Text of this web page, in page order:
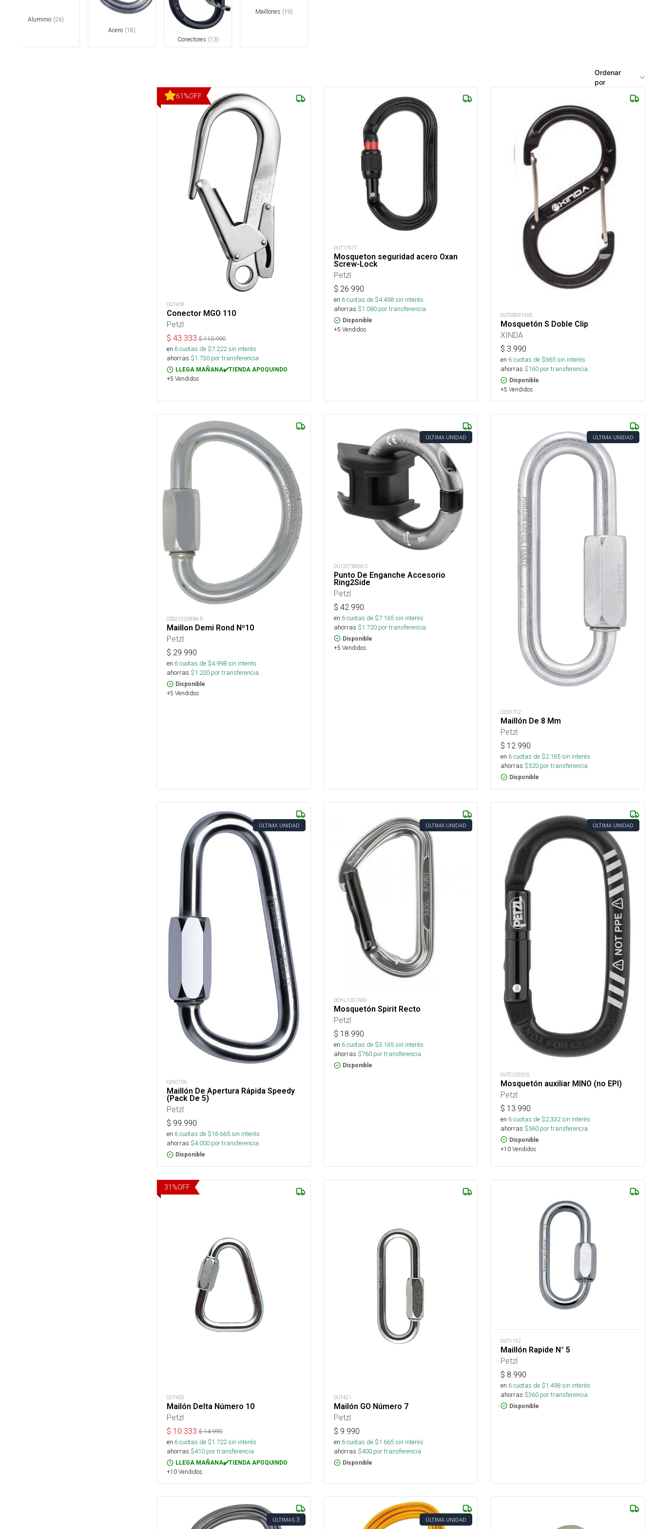
Aluminio (24)
Acero (18)
Conectores (13)
Maillones (19)
Ordenar
por
61 %OFF
OUT418
Conector MGO 110
Petzl
$ 43.333 $110.990
en 6cuotas de $7.222sin interés
ahorras $1.730 por transferencia.
LLEGA MAÑANA✔️TIENDA APOQUINDO
+5 Vendidos
OUT17977
Mosqueton seguridad acero Oxan
Screw-Lock
Petzl
$ 26.990
en 6cuotas de $4.498sin interés
ahorras $1.080por transferencia.
Disponible
+5 Vendidos
OUTOD091505
Mosquetón S Doble Clip
XINDA
$ 3.990
en 6cuotas de $665sin interés
ahorras $160 por transferencia.
Disponible
+5 Vendidos
COS210308BA-R
Maillon Demi Rond Nº10
Petzl
$ 29.990
en 6cuotas de $4.998sin interés
ahorras $1.200 por transferencia.
Disponible
+5 Vendidos
ÚLTIMA UNIDAD
OU1207BA00-C
Punto De Enganche Accesorio
Ring2Side
Petzl
$ 42.990
en 6cuotas de $7.165sin interés
ahorras $1.720por transferencia.
Disponible
+5 Vendidos
ÚLTIMA UNIDAD
O260702
Maillón De 8 Mm
Petzl
$ 12.990
en 6cuotas de $2.165sin interés
ahorras $520 por transferencia.
Disponible
ÚLTIMA UNIDAD
O260706
Maillón De Apertura Rápida Speedy
(Pack De 5)
Petzl
$ 99.990
en 6cuotas de $16.665sin interés
ahorras $4.000 por transferencia.
Disponible
ÚLTIMA UNIDAD
OCHL1207A00
Mosquetón Spirit Recto
Petzl
$ 18.990
en 6cuotas de $3.165sin interés
ahorras $760por transferencia.
Disponible
ÚLTIMA UNIDAD
OUTC230205
Mosquetón auxiliar MINO (no EPI)
Petzl
$ 13.990
en 6cuotas de $2.332sin interés
ahorras $560 por transferencia.
Disponible
+10 Vendidos
31 %OFF
OUT420
Mailón Delta Número 10
Petzl
$ 10.333 $14.990
en 6cuotas de $1.722sin interés
ahorras $410 por transferencia.
LLEGA MAÑANA✔️TIENDA APOQUINDO
+10 Vendidos
OUT421
Mailón GO Número 7
Petzl
$ 9.990
en 6cuotas de $1.665sin interés
ahorras $400por transferencia.
Disponible
OUT1152
Maillón Rapide N° 5
Petzl
$ 8.990
en 6cuotas de $1.498sin interés
ahorras $360 por transferencia.
Disponible
ÚLTIMAS 3 ÚLTIMA UNIDAD